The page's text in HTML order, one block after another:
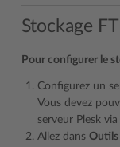
Stockage
Pour configurer le
Configurez un
Vous devez
serveur Plesk via
Allez dans Outils